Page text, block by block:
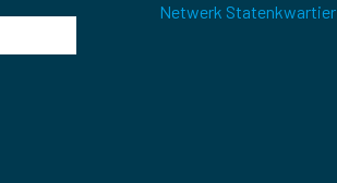
Netwerk Statenkwartier